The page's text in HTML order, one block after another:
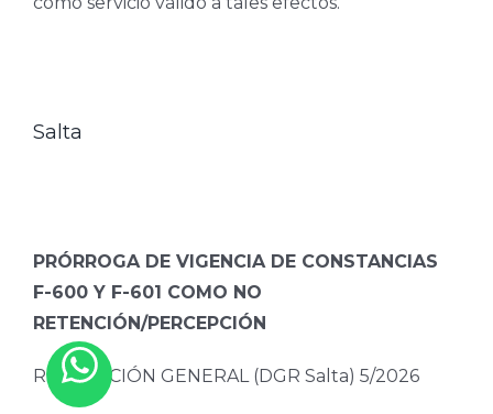
Salta
PRÓRROGA DE VIGENCIA DE CONSTANCIAS
F-600 Y F-601 COMO NO
RETENCIÓN/PERCEPCIÓN
RESOLUCIÓN GENERAL (DGR Salta) 5/2026